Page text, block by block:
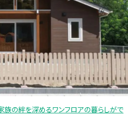
族の絆を深めるワンフロアの暮らしがで